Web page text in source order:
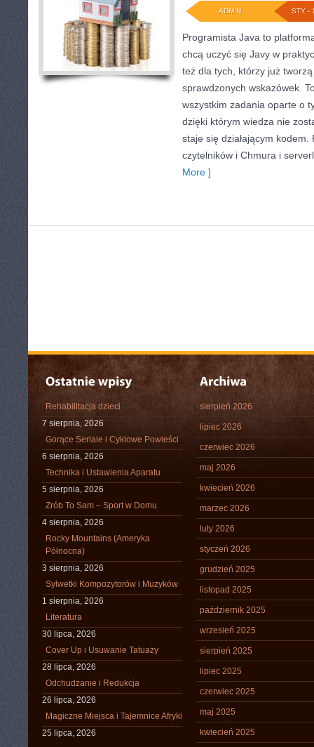
STY -
ADMIN
Programista Java to
chcą uczyć się Javy w
też dla tych, którzy już
sprawdzonych wskazówek.
wszystkim zadania oparte o
dzięki którym wiedza nie
staje się działającym
czytelników i Chmura i
More ]
Rehabilitacja dzieci
7 sierpnia, 2026
Gorące Seriale i Cyklowe Powieści
6 sierpnia, 2026
Technika i Ustawienia Aparatu
5 sierpnia, 2026
Zrób To Sam – Sport w Domu
4 sierpnia, 2026
Rocky Mountains (Ameryka
Północna)
3 sierpnia, 2026
Sylwetki Kompozytorów i Muzyków
1 sierpnia, 2026
Literatura
30 lipca, 2026
Cover Up i Usuwanie Tatuaży
28 lipca, 2026
Odchudzanie i Redukcja
26 lipca, 2026
Magiczne Miejsca i Tajemnice Afryki
25 lipca, 2026
sierpień 2026
lipiec 2026
czerwiec 2026
maj 2026
kwiecień 2026
marzec 2026
luty 2026
styczeń 2026
grudzień 2025
listopad 2025
październik 2025
wrzesień 2025
sierpień 2025
lipiec 2025
czerwiec 2025
maj 2025
kwiecień 2025